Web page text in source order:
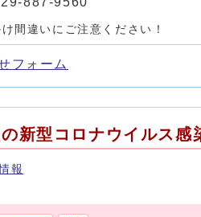
間違いにご注意ください！
フォーム
新型コロナウイルス感
報